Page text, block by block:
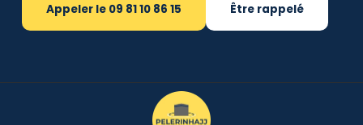
Appeler le 09 81 10 86 15 Être rappelé